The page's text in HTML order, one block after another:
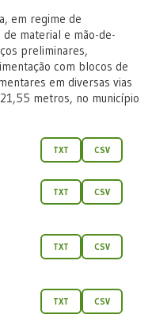
em regime de
material e mão-de-
preliminares,
com blocos de
em diversas vias
metros, no município
TXT CSV
TXT CSV
TXT CSV
TXT CSV